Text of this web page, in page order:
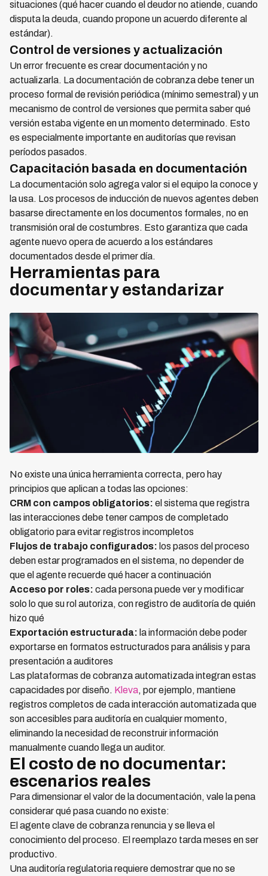
situaciones (qué hacer cuando el deudor no atiende, cuando
disputa la deuda, cuando propone un acuerdo diferente al
estándar).
Control de versiones y actualización
Un error frecuente es crear documentación y no
actualizarla. La documentación de cobranza debe tener un
proceso formal de revisión periódica (mínimo semestral) y un
mecanismo de control de versiones que permita saber qué
versión estaba vigente en un momento determinado. Esto
es especialmente importante en auditorías que revisan
períodos pasados.
Capacitación basada en documentación
La documentación solo agrega valor si el equipo la conoce y
la usa. Los procesos de inducción de nuevos agentes deben
basarse directamente en los documentos formales, no en
transmisión oral de costumbres. Esto garantiza que cada
agente nuevo opera de acuerdo a los estándares
documentados desde el primer día.
Herramientas para
documentar y estandarizar
No existe una única herramienta correcta, pero hay
principios que aplican a todas las opciones:
CRM con campos obligatorios: el sistema que registra
las interacciones debe tener campos de completado
obligatorio para evitar registros incompletos
Flujos de trabajo configurados: los pasos del proceso
deben estar programados en el sistema, no depender de
que el agente recuerde qué hacer a continuación
Acceso por roles: cada persona puede ver y modificar
solo lo que su rol autoriza, con registro de auditoría de quién
hizo qué
Exportación estructurada: la información debe poder
exportarse en formatos estructurados para análisis y para
presentación a auditores
Las plataformas de cobranza automatizada integran estas
capacidades por diseño. Kleva, por ejemplo, mantiene
registros completos de cada interacción automatizada que
son accesibles para auditoría en cualquier momento,
eliminando la necesidad de reconstruir información
manualmente cuando llega un auditor.
El costo de no documentar:
escenarios reales
Para dimensionar el valor de la documentación, vale la pena
considerar qué pasa cuando no existe:
El agente clave de cobranza renuncia y se lleva el
conocimiento del proceso. El reemplazo tarda meses en ser
productivo.
Una auditoría regulatoria requiere demostrar que no se